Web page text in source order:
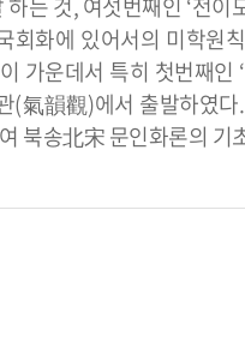
는 것, 여섯번째인 ‘전이
회화에 있어서의 미학원
가운데서 특히 첫번째인
(氣韻觀)에서 출발하였
북송北宋 문인화론의 기